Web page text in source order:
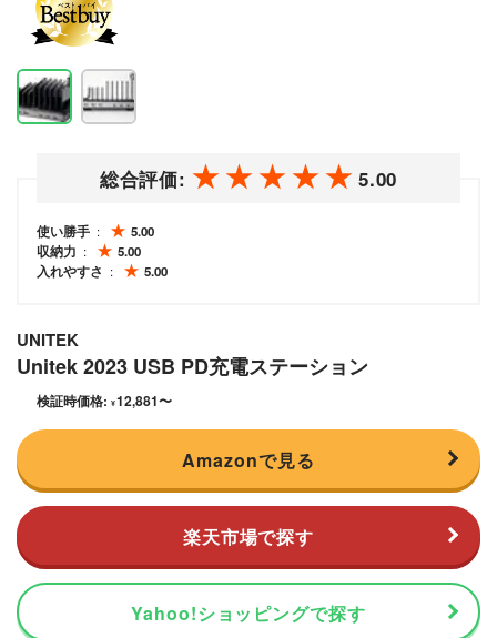
総合評価: 5.00
使い勝手
5.00
収納力
5.00
入れやすさ
5.00
UNITEK
Unitek 2023 USB PD充電ステーション
検証時価格: ¥12,881〜
Amazonで見る
楽天市場で探す
Yahoo!ショッピングで探す